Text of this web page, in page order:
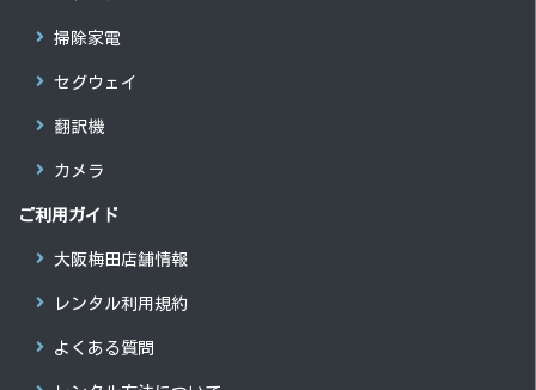
掃除家電
セグウェイ
翻訳機
カメラ
ご利用ガイド
大阪梅田店舗情報
レンタル利用規約
よくある質問